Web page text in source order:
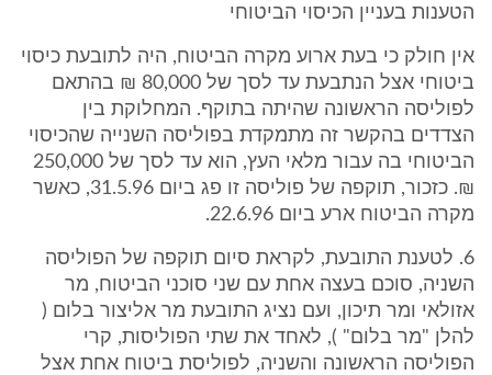
הטענות בעניין הכיסוי הביטוחי
אין חולק כי בעת ארוע מקרה הביטוח, היה לתובעת כיסוי
ביטוחי אצל הנתבעת עד לסך של 80,000 ₪ בהתאם
לפוליסה הראשונה שהיתה בתוקף. המחלוקת בין
הצדדים בהקשר זה מתמקדת בפוליסה השנייה שהכיסוי
הביטוחי בה עבור מלאי העץ, הוא עד לסך של 250,000
₪. כזכור, תוקפה של פוליסה זו פג ביום 31.5.96, כאשר
מקרה הביטוח ארע ביום 22.6.96.
6. לטענת התובעת, לקראת סיום תוקפה של הפוליסה
השניה, סוכם בעצה אחת עם שני סוכני הביטוח, מר
אזולאי ומר תיכון, ועם נציג התובעת מר אליצור בלום (
להלן "מר בלום" ), לאחד את שתי הפוליסות, קרי
הפוליסה הראשונה והשניה, לפוליסת ביטוח אחת אצל